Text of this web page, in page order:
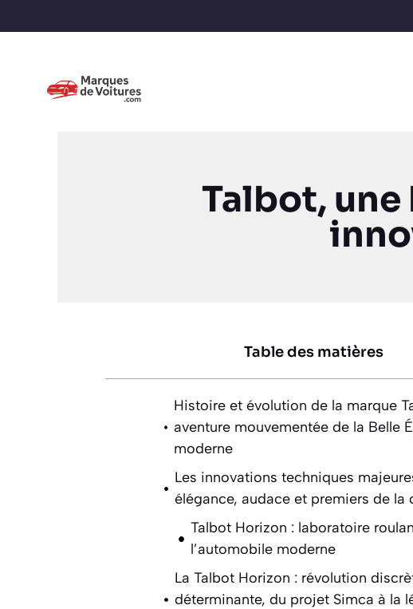
Talbot,
Table des matières
Histoire et évolution de la marque
aventure mouvementée de la Belle
moderne
Les innovations techniques
élégance, audace et premiers de la
Talbot Horizon : laboratoire
l’automobile moderne
La Talbot Horizon : révolution
déterminante, du projet Simca à la